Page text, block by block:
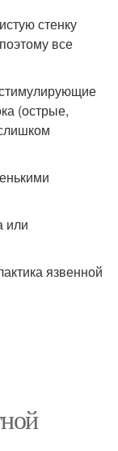
стенку
все
(острые,
или
язвенной